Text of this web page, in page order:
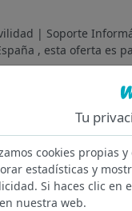
| Soporte
, esta oferta es
Ver más ofertas
Tu
cookies propias
estadísticas y
Si haces clic en
nuestra web.